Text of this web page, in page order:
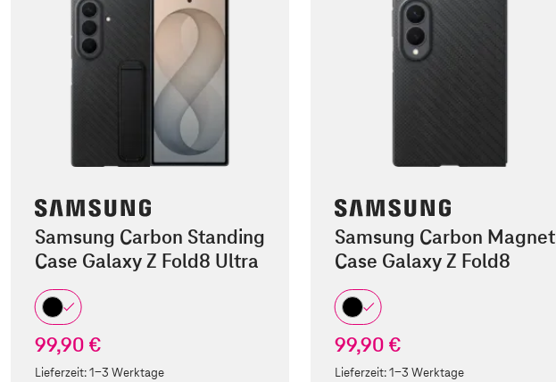
Samsung Carbon Standing
Case Galaxy Z Fold8 Ultra
99,90 €
Lieferzeit:1-3 Werktage
Samsung Carbon Magnet
Case Galaxy Z Fold8
99,90 €
Lieferzeit:1-3 Werktage